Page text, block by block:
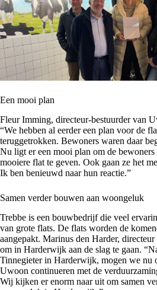
Een mooi plan
Fleur Imming, directeur-bestuurder van
“We hebben al eerder een plan voor de
teruggetrokken. Bewoners waren daar
Nu ligt er een mooi plan om de
mooiere flat te geven. Ook gaan ze het
Ik ben benieuwd naar hun reactie.”
Samen verder bouwen aan woongeluk
Trebbe is een bouwbedrijf die veel
van grote flats. De flats worden de
aangepakt. Marinus den Harder,
om in Harderwijk aan de slag te gaan.
Tinnegieter in Harderwijk, mogen we nu
Uwoon continueren met de
Wij kijken er enorm naar uit om samen